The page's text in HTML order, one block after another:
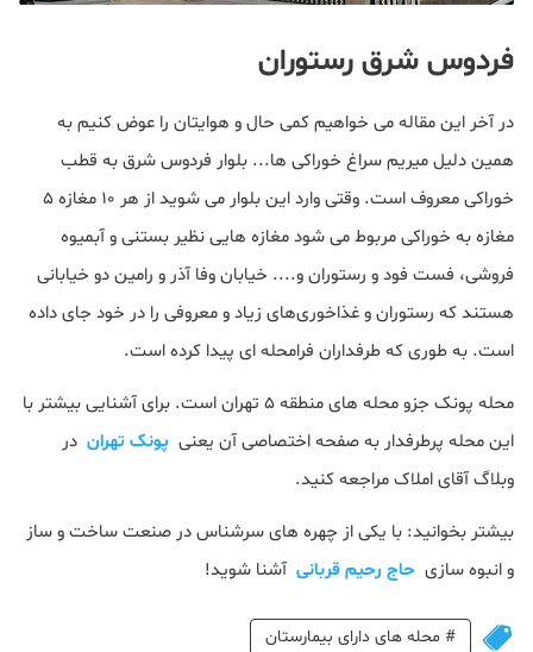
فردوس شرق رستوران
در آخر این مقاله می خواهیم کمی حال و هوایتان را عوض کنیم به
همین دلیل میریم سراغ خوراکی ها... بلوار فردوس شرق به قطب
خوراکی معروف است. وقتی وارد این بلوار می شوید از هر ۱۰ مغازه ۵
مغازه به خوراکی مربوط می شود مغازه هایی نظیر بستنی و آبمیوه
فروشی، فست فود و رستوران و.... خیابان وفا آذر و رامین دو خیابانی
هستند که رستوران و غذاخوری‌های زیاد و معروفی را در خود جای داده‌
است. به طوری که طرفداران فرامحله ای پیدا کرده است.
محله پونک جزو محله های منطقه 5 تهران است. برای آشنایی بیشتر با
این محله پرطرفدار به صفحه اختصاصی آن یعنی پونک تهران در
وبلاگ آقای املاک مراجعه کنید.
بیشتر بخوانید: با یکی از چهره های سرشناس در صنعت ساخت و ساز
و انبوه سازی حاج رحیم قربانی آشنا شوید!
# محله های دارای بیمارستان